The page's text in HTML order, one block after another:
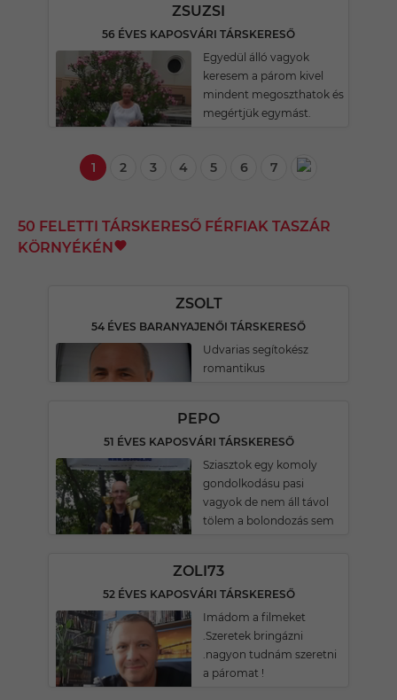
ZSUZSI
56 ÉVES KAPOSVÁRI TÁRSKERESŐ
Egyedül álló vagyok
keresem a párom kivel
mindent megoszthatok és
megértjük egymást.
1 2 3 4 5 6 7
50 FELETTI TÁRSKERESŐ FÉRFIAK TASZÁR
KÖRNYÉKÉN
ZSOLT
54 ÉVES BARANYAJENŐI TÁRSKERESŐ
Udvarias segítokész
romantikus
PEPO
51 ÉVES KAPOSVÁRI TÁRSKERESŐ
Sziasztok egy komoly
gondolkodásu pasi
vagyok de nem áll távol
tölem a bolondozás sem
ZOLI73
52 ÉVES KAPOSVÁRI TÁRSKERESŐ
Imádom a filmeket
.Szeretek bringázni
.nagyon tudnám szeretni
a páromat !